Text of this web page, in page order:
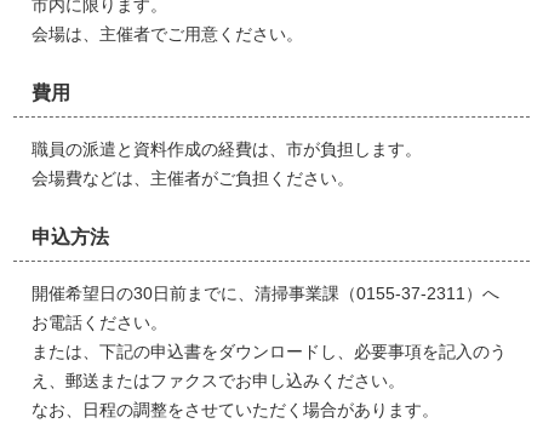
市内に限ります。
会場は、主催者でご用意ください。
費用
職員の派遣と資料作成の経費は、市が負担します。
会場費などは、主催者がご負担ください。
申込方法
開催希望日の30日前までに、清掃事業課（0155-37-2311）へ
お電話ください。
または、下記の申込書をダウンロードし、必要事項を記入のう
え、郵送またはファクスでお申し込みください。
なお、日程の調整をさせていただく場合があります。